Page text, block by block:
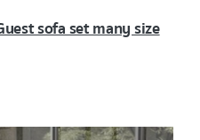
sofa set many size